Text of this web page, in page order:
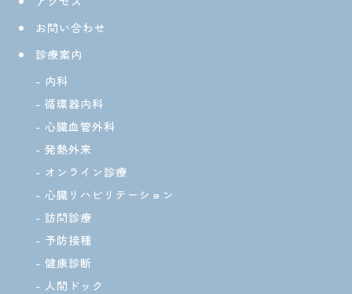
お問い合わせ
診療案内
内科
循環器内科
心臓血管外科
発熱外来
オンライン診療
心臓リハビリテーション
訪問診療
予防接種
健康診断
人間ドック